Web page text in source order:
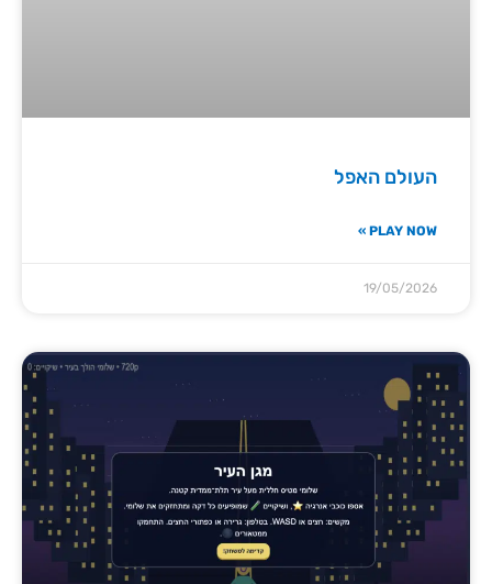
העולם האפל
PLAY NOW »
19/05/2026